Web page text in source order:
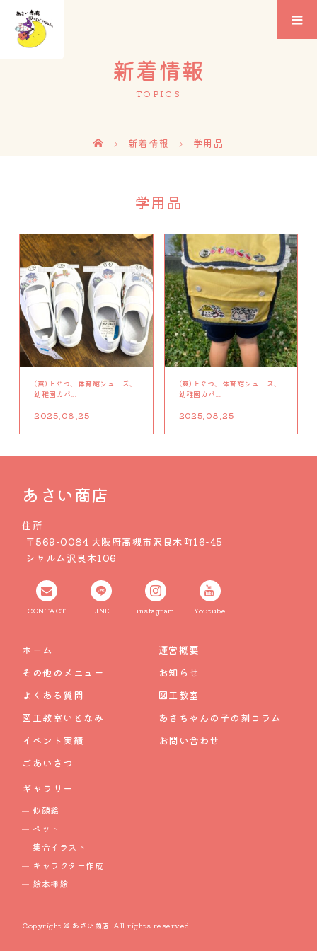
新着情報
TOPICS
新着情報 学用品
学用品
(爽)上ぐつ、体育館シューズ、
幼稚園カバ...
2025.08.25
(爽)上ぐつ、体育館シューズ、
幼稚園カバ...
2025.08.25
あさい商店
住所
〒569-0084 大阪府高槻市沢良木町16-45
シャルム沢良木106
CONTACT LINE instagram Youtube
ホーム
その他のメニュー
よくある質問
図工教室いとなみ
イベント実績
ごあいさつ
運営概要
お知らせ
図工教室
あさちゃんの子の刻コラム
お問い合わせ
ギャラリー
似顔絵
ペット
集合イラスト
キャラクター作成
絵本挿絵
Copyright © あさい商店. All rights reserved.